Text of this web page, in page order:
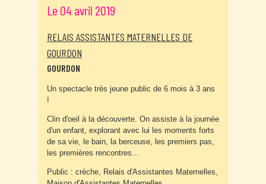
Le 04 avril 2019
RELAIS ASSISTANTES MATERNELLES DE
GOURDON
GOURDON
Un spectacle très jeune public de 6 mois à 3 ans
!
Clin d'oeil à la découverte. On assiste à la journée
d'un enfant, explorant avec lui les moments forts
de sa vie, le bain, la berceuse, les premiers pas,
les premières rencontres...
Public : crèche, Relais d'Assistantes Maternelles,